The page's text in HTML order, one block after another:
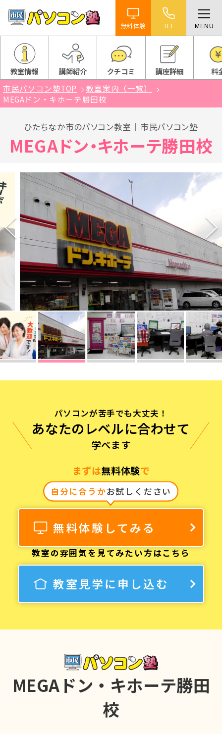
無料体験 TEL MENU
ホーム
特徴
講座紹介
教室案内
受講までの流れ
よくある質問
無料体験に申し込む
0120-868-003
受付時間／9:00〜18:00 土日祝休み
教室情報 講師紹介 クチコミ 講座詳細 料
市民パソコン塾TOP
教室案内（一覧）
MEGAドン・キホーテ勝田校
ひたちなか市のパソコン教室｜市民パソコン塾
MEGAドン・キホーテ勝田校
パソコンが苦手でも大丈夫！
あなたのレベルに合わせて
学べます
まずは無料体験で
自分に合うかお試しください
無料体験してみる
教室の雰囲気を見てみたい方はこちら
教室見学に申し込む
MEGAドン・キホーテ勝田
校